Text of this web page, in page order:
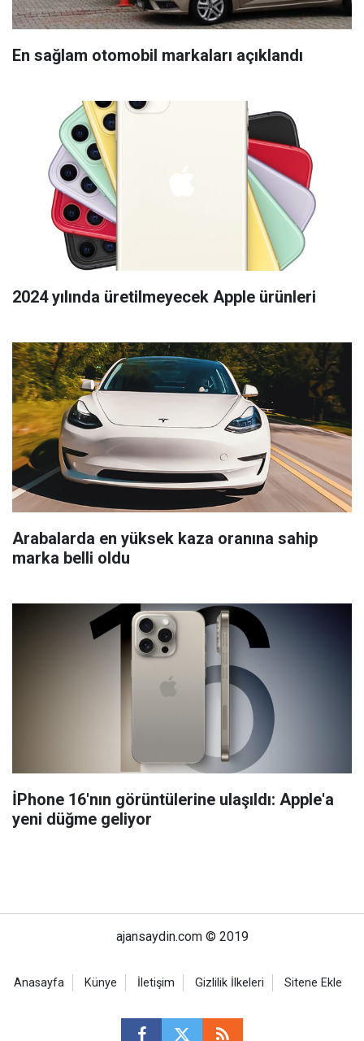
En sağlam otomobil markaları açıklandı
2024 yılında üretilmeyecek Apple ürünleri
Arabalarda en yüksek kaza oranına sahip
marka belli oldu
İPhone 16'nın görüntülerine ulaşıldı: Apple'a
yeni düğme geliyor
ajansaydin.com © 2019
Anasayfa Künye İletişim Gizlilik İlkeleri Sitene Ekle